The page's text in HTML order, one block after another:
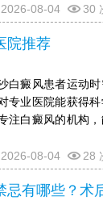
晒,吃什么对复色
选医院时，可以
生能不能给出一
，帮你理清头绪，
更顺当
2026-08-04 30
院推荐
白癜风患者运动时
专业医院能获得
注白癜风的机构，
有关运动防护及病
详细了解，避免
2026-08-04 28
忌有哪些？术